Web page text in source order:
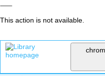
This action is not available.